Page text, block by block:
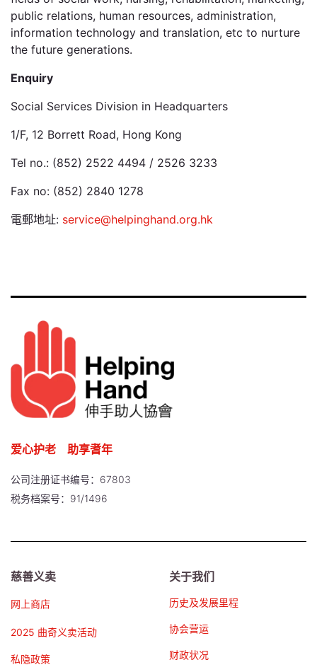
public relations, human resources, administration,
information technology and translation, etc to nurture
the future generations.
Enquiry
Social Services Division in Headquarters
1/F, 12 Borrett Road, Hong Kong
Tel no.: (852) 2522 4494 / 2526 3233
Fax no: (852) 2840 1278
電郵地址: service@helpinghand.org.hk
爱心护老 助享耆年
公司注册证书编号：67803
税务档案号：91/1496
慈善义卖
网上商店
2025 曲奇义卖活动
私隐政策
关于我们
历史及发展里程
协会营运
财政状况